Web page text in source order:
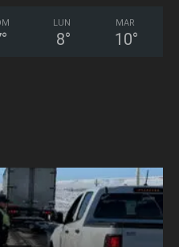
°
LUN
8°
MAR
10°